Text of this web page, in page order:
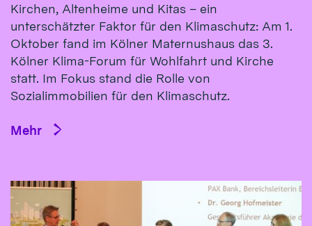
Kirchen, Altenheime und Kitas – ein
unterschätzter Faktor für den Klimaschutz: Am 1.
Oktober fand im Kölner Maternushaus das 3.
Kölner Klima-Forum für Wohlfahrt und Kirche
statt. Im Fokus stand die Rolle von
Sozialimmobilien für den Klimaschutz.
Mehr